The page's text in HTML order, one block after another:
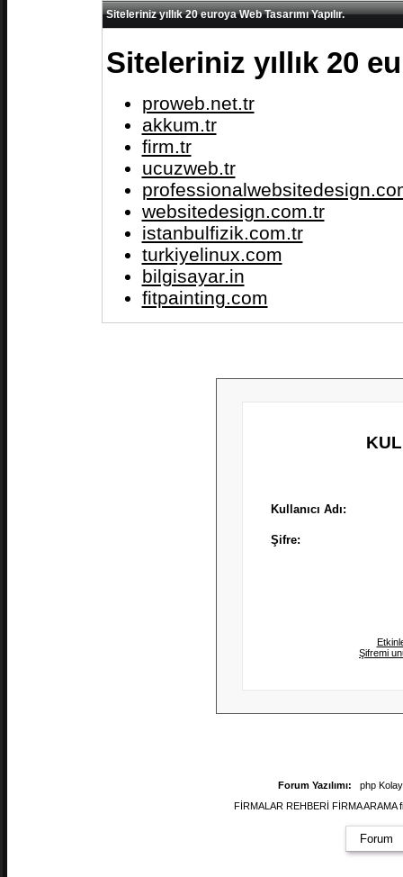
Siteleriniz yıllık 20 euroya Web Tasarımı Yapılır.
Siteleriniz yıllık 20
proweb.net.tr
akkum.tr
firm.tr
ucuzweb.tr
websitedesign.com.tr
istanbulfizik.com.tr
turkiyelinux.com
bilgisayar.in
fitpainting.com
Kullanıcı Adı:
Şifre:
Şifremi
Forum Yazılımı:
php
FİRMALAR REHBERİ FİRMA
Forum